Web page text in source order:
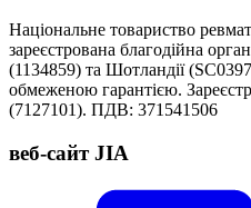
Національне товариство
зареєстрована благодійна
(1134859) та Шотландії
обмеженою гарантією.
(7127101). ПДВ: 371541506
веб-сайт JIA